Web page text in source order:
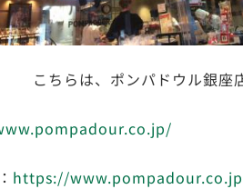
こちらは、ポンパドウル銀座
https://